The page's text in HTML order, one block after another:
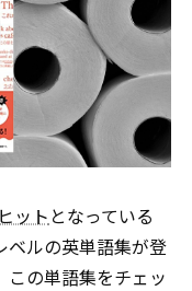
ヒット となっている
ベルの英単語集が登
の単語集をチェッ